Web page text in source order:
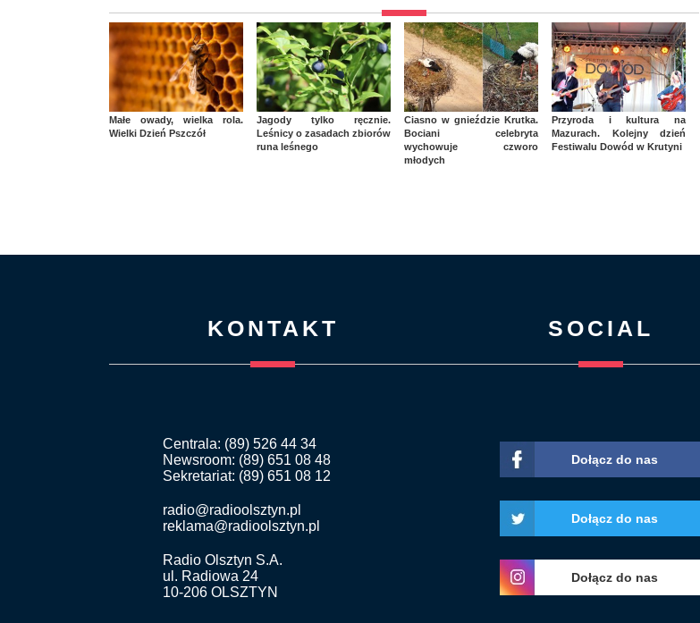
Małe owady, wielka rola.
Wielki Dzień Pszczół
Jagody tylko ręcznie.
Leśnicy o zasadach zbiorów
runa leśnego
Ciasno w gnieździe Krutka.
Bociani celebryta
wychowuje czworo
młodych
Przyroda i kultura na
Mazurach. Kolejny dzień
Festiwalu Dowód w Krutyni
KONTAKT
Centrala: (89) 526 44 34
Newsroom: (89) 651 08 48
Sekretariat: (89) 651 08 12
radio@radioolsztyn.pl
reklama@radioolsztyn.pl
Radio Olsztyn S.A.
ul. Radiowa 24
10-206 OLSZTYN
SOCIAL
Dołącz do nas
Dołącz do nas
Dołącz do nas